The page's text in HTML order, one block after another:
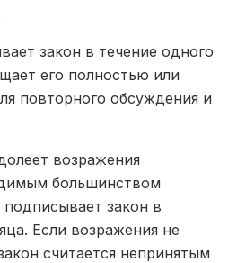
закон в течение одного
его полностью или
повторного обсуждения и
возражения
большинством
закон в
Если возражения не
считается непринятым